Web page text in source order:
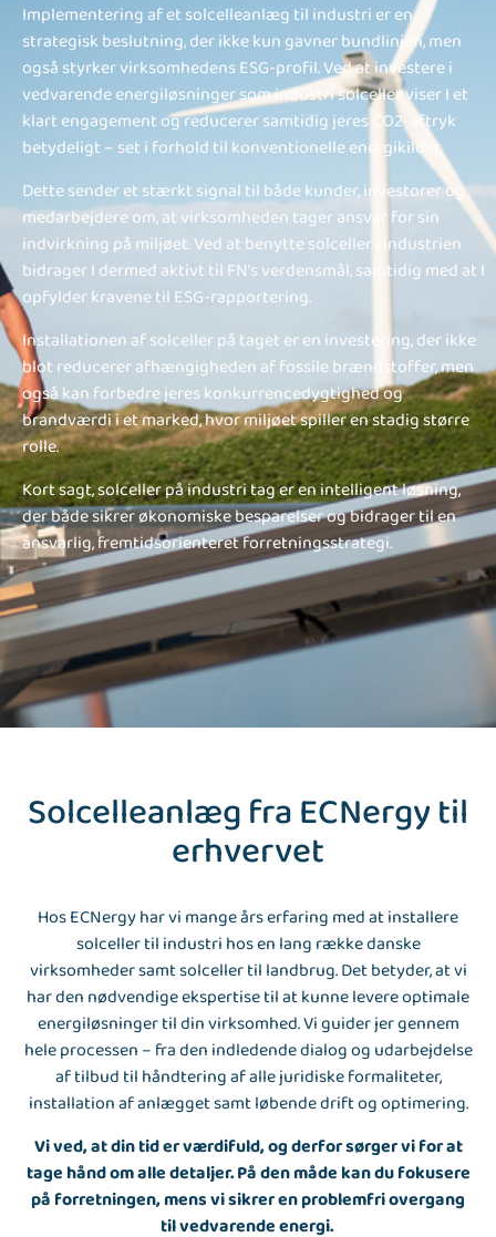
Implementering af et solcelleanlæg til industri er en
strategisk beslutning, der ikke kun gavner bundlinjen, men
også styrker virksomhedens ESG-profil. Ved at investere i
vedvarende energiløsninger som industri solceller viser I et
klart engagement og reducerer samtidig jeres CO2-aftryk
betydeligt – set i forhold til konventionelle energikilder.
Dette sender et stærkt signal til både kunder, investorer og
medarbejdere om, at virksomheden tager ansvar for sin
indvirkning på miljøet. Ved at benytte solceller i industrien
bidrager I dermed aktivt til FN’s verdensmål, samtidig med at I
opfylder kravene til ESG-rapportering.
Installationen af solceller på taget er en investering, der ikke
blot reducerer afhængigheden af fossile brændstoffer, men
også kan forbedre jeres konkurrencedygtighed og
brandværdi i et marked, hvor miljøet spiller en stadig større
rolle.
Kort sagt, solceller på industri tag er en intelligent løsning,
der både sikrer økonomiske besparelser og bidrager til en
ansvarlig, fremtidsorienteret forretningsstrategi.
Solcelleanlæg fra ECNergy til
erhvervet
Hos ECNergy har vi mange års erfaring med at installere
solceller til industri hos en lang række danske
virksomheder samtsolceller til landbrug. Det betyder, at vi
har den nødvendige ekspertise til at kunne levere optimale
energiløsninger til din virksomhed. Vi guider jer gennem
hele processen – fra den indledende dialog og udarbejdelse
af tilbud til håndtering af alle juridiske formaliteter,
installation af anlægget samt løbende drift og optimering.
Vi ved, at din tid er værdifuld, og derfor sørger vi for at
tage hånd om alle detaljer. På den måde kan du fokusere
på forretningen, mens vi sikrer en problemfri overgang
til vedvarende energi.